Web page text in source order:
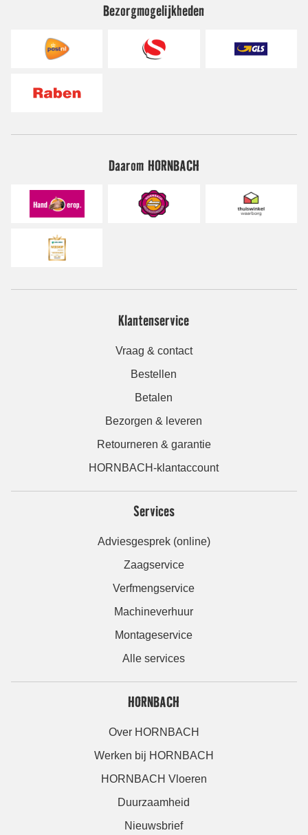
Bezorgmogelijkheden
Daarom HORNBACH
Klantenservice
Vraag & contact
Bestellen
Betalen
Bezorgen & leveren
Retourneren & garantie
HORNBACH-klantaccount
Services
Adviesgesprek (online)
Zaagservice
Verfmengservice
Machineverhuur
Montageservice
Alle services
HORNBACH
Over HORNBACH
Werken bij HORNBACH
HORNBACH Vloeren
Duurzaamheid
Nieuwsbrief